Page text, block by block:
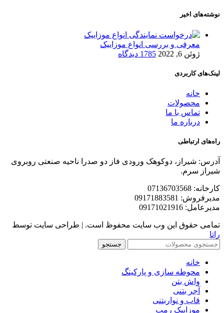
نوشته‌های اخیر
معرفی و بررسی انواع موزاییک
ژوئن 6, 2022
1785 دیدگاه
لینک‌های کاربردی
خانه
محصولات
تماس با ما
درباره ما
راه‌های ارتباطی
آدرس: شیراز، دوکوهک ورودی فاز دو صدرا ناحیه صنعتی روبروی
شیراز سرم.
کارخانه: 07136703568
مدیرفروش: 09171883581
مدیرعامل: 09171021916
تمامی حقوق این وب سایت محفوظ است. | طراحی سایت توسط
راتا
جستجو
خانه
محوطه سازی و پارکینگ
واش بتن
آجر بتنی
قاب و نواربتنی
موزاییک رمپ